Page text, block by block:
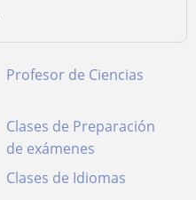
Profesor de Ciencias
Clases de Preparación
de exámenes
Clases de Idiomas